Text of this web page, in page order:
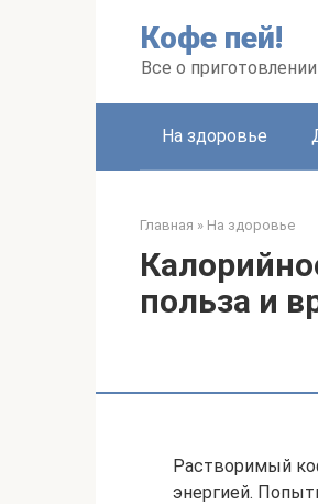
Кофе пей!
Все о
На здоровье
Главная » На здоровье
польза и
Растворимый
энергией.